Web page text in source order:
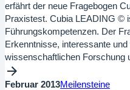
erfährt der neue Fragebogen
Praxistest. Cubia LEADING ©
Führungskompetenzen. Der
Erkenntnisse, interessante
wissenschaftlichen Forschung
Februar 2013Meilensteine